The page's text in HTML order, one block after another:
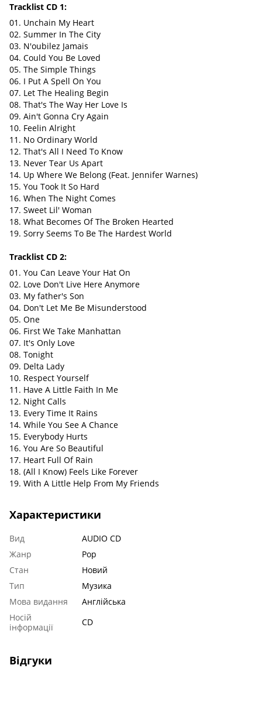
Tracklist CD 1:
01. Unchain My Heart
02. Summer In The City
03. N'oubilez Jamais
04. Could You Be Loved
05. The Simple Things
06. I Put A Spell On You
07. Let The Healing Begin
08. That's The Way Her Love Is
09. Ain't Gonna Cry Again
10. Feelin Alright
11. No Ordinary World
12. That's All I Need To Know
13. Never Tear Us Apart
14. Up Where We Belong (Feat. Jennifer Warnes)
15. You Took It So Hard
16. When The Night Comes
17. Sweet Lil' Woman
18. What Becomes Of The Broken Hearted
19. Sorry Seems To Be The Hardest World
Tracklist CD 2:
01. You Can Leave Your Hat On
02. Love Don't Live Here Anymore
03. My father's Son
04. Don't Let Me Be Misunderstood
05. One
06. First We Take Manhattan
07. It's Only Love
08. Tonight
09. Delta Lady
10. Respect Yourself
11. Have A Little Faith In Me
12. Night Calls
13. Every Time It Rains
14. While You See A Chance
15. Everybody Hurts
16. You Are So Beautiful
17. Heart Full Of Rain
18. (All I Know) Feels Like Forever
19. With A Little Help From My Friends
Характеристики
Вид
AUDIO CD
Жанр
Pop
Стан
Новий
Тип
Музика
Мова видання
Англійська
Носій
інформації
CD
Відгуки